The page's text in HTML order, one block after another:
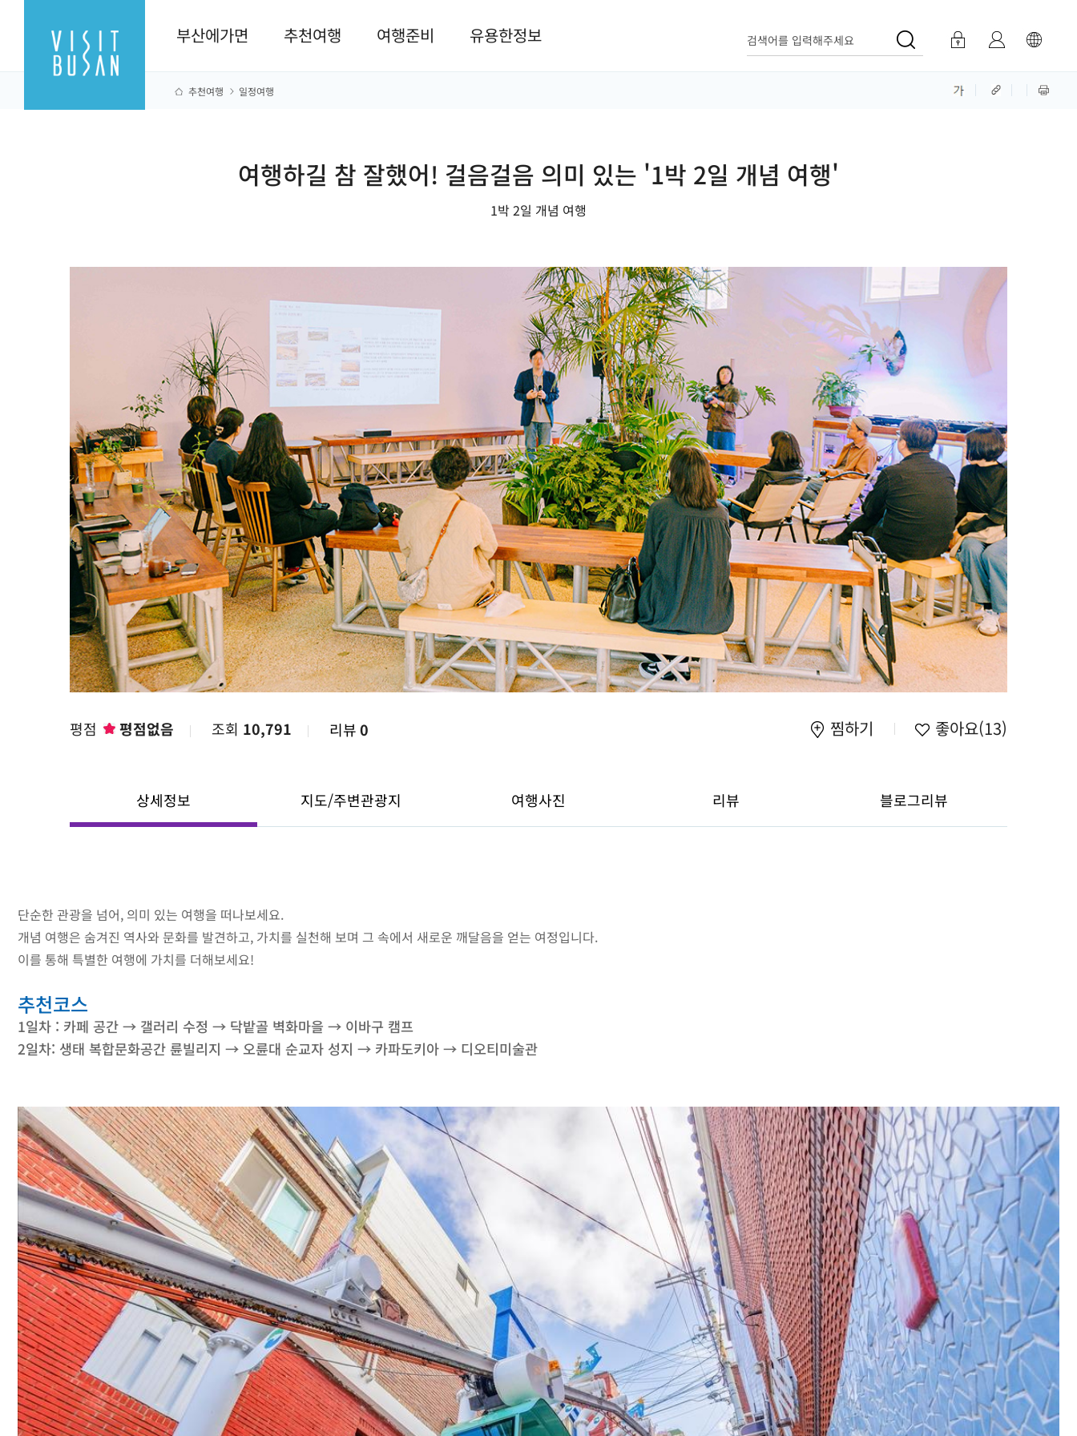
부산에가면 추천여행 여행준비 유용한정보 검색어를 입력해주세요
추천여행 일정여행
여행하길 참 잘했어! 걸음걸음 의미 있는 '1박 2일 개념 여행'
1박 2일 개념 여행
평점 평점없음 조회 10,791 리뷰0 찜하기 좋아요(13)
상세정보 지도/주변관광지 여행사진 리뷰 블로그리뷰
단순한 관광을 넘어, 의미 있는 여행을 떠나보세요.
개념 여행은 숨겨진 역사와 문화를 발견하고, 가치를 실천해 보며 그 속에서 새로운 깨달음을 얻는 여정입니다.
이를 통해 특별한 여행에 가치를 더해보세요!
추천코스
1일차 : 카페 공간 → 갤러리 수정 → 닥밭골 벽화마을 → 이바구 캠프
2일차: 생태 복합문화공간 륜빌리지 → 오륜대 순교자 성지 → 카파도키아 → 디오티미술관